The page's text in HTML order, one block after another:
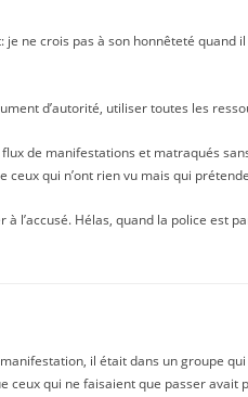
ne crois pas à son honnêteté quand il
d’autorité, utiliser toutes les
de manifestations et matraqués
qui n’ont rien vu mais qui
Hélas, quand la police est
il était dans un groupe
ceux qui ne faisaient que passer avait